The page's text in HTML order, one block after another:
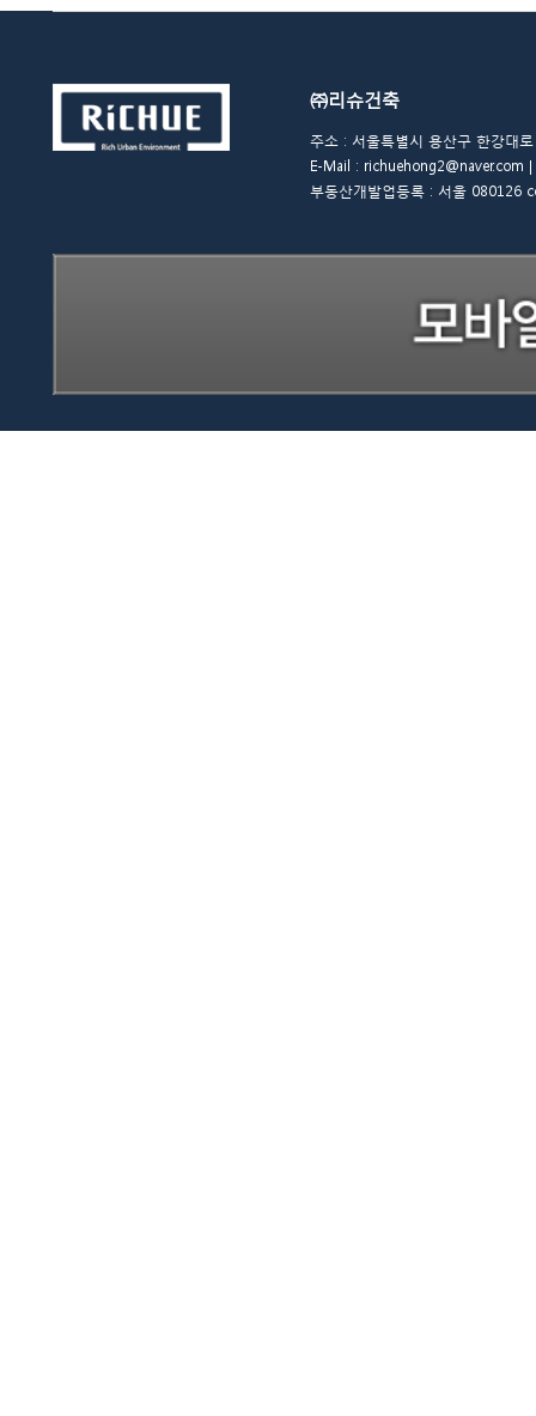
㈜리슈건축
주소 : 서울특별시 용산구 한강대
E-Mail :
부동산개발업등록 : 서울 080126